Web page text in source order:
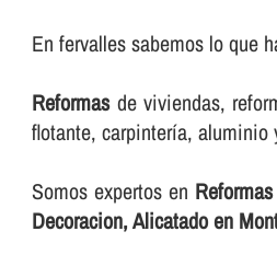
En fervalles sabemos lo que
Reformasde viviendas,
flotante, carpinterí­a, aluminio
Somos expertos en
Decoracion, Alicatado en